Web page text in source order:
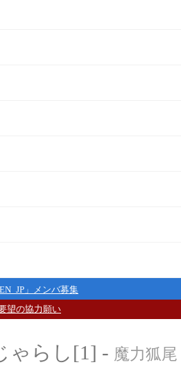
」メンバ募集
望の協力願い
ゃらし[1] - 魔力狐尾